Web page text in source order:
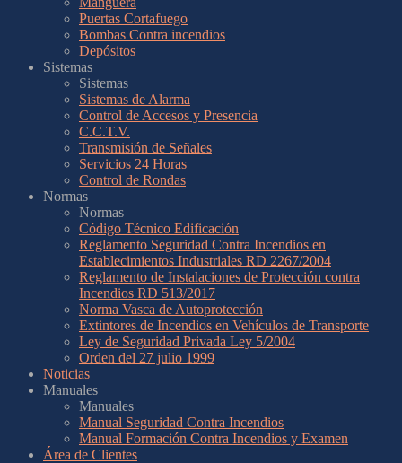
Puertas Cortafuego
Bombas Contra incendios
Depósitos
Sistemas
Sistemas
Sistemas de Alarma
Control de Accesos y Presencia
C.C.T.V.
Transmisión de Señales
Servicios 24 Horas
Control de Rondas
Normas
Normas
Código Técnico Edificación
Reglamento Seguridad Contra Incendios en
Establecimientos Industriales RD 2267/2004
Reglamento de Instalaciones de Protección contra
Incendios RD 513/2017
Norma Vasca de Autoprotección
Extintores de Incendios en Vehículos de Transporte
Ley de Seguridad Privada Ley 5/2004
Orden del 27 julio 1999
Noticias
Manuales
Manuales
Manual Seguridad Contra Incendios
Manual Formación Contra Incendios y Examen
Área de Clientes